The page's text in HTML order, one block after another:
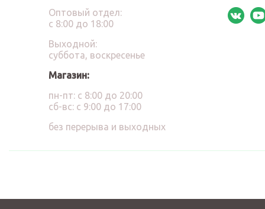
Оптовый отдел:
с 8:00 до 18:00
Выходной:
суббота, воскресенье
Магазин:
пн-пт: с 8:00 до 20:00
сб-вс: с 9:00 до 17:00
без перерыва и выходных